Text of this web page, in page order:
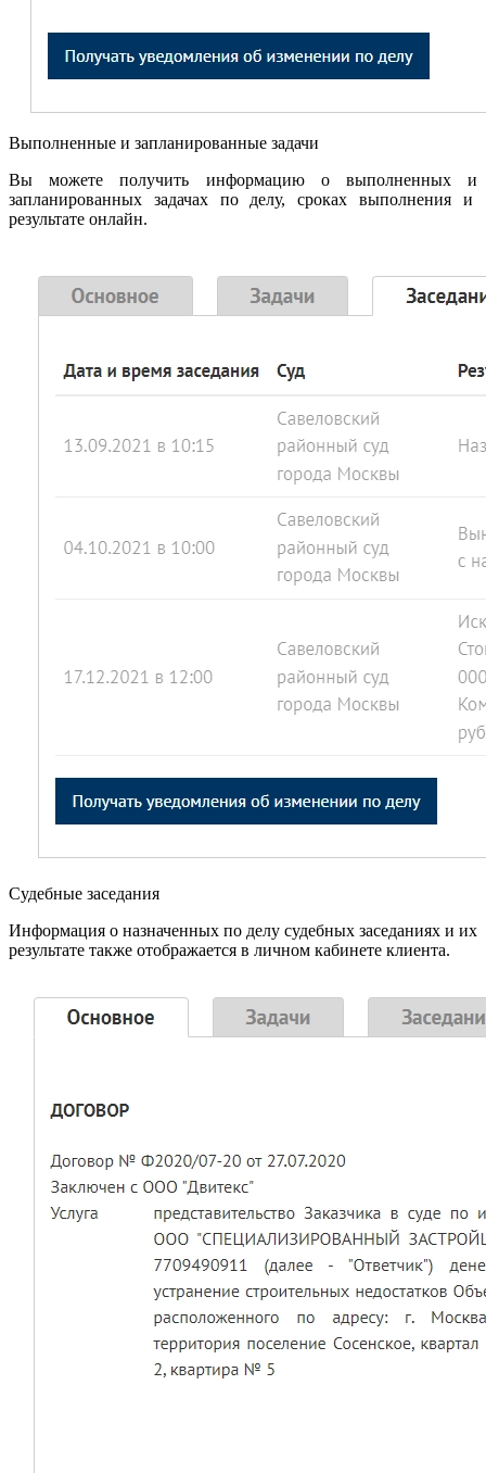
Выполненные и запланированные задачи
Вы можете получить информацию о выполненных и
запланированных задачах по делу, сроках выполнения и
результате онлайн.
Судебные заседания
Информация о назначенных по делу судебных заседаниях и их
результате также отображается в личном кабинете клиента.